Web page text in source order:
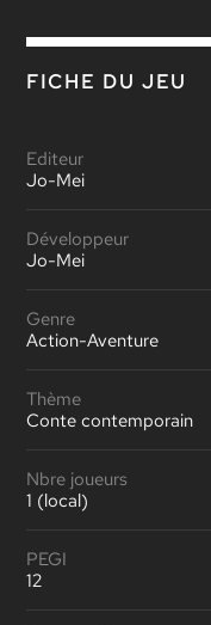
FICHE DU JEU
Editeur
Jo-Mei
Développeur
Jo-Mei
Genre
Action-Aventure
Thème
Conte contemporain
Nbre joueurs
1 (local)
PEGI
12